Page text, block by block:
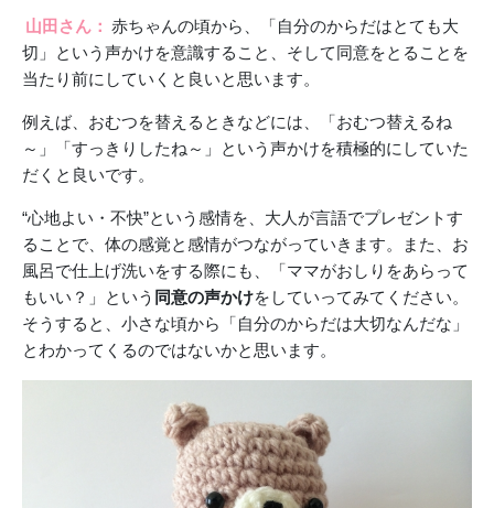
山田さん： 赤ちゃんの頃から、「自分のからだはとても大
切」という声かけを意識すること、そして同意をとることを
当たり前にしていくと良いと思います。
例えば、おむつを替えるときなどには、「おむつ替えるね
～」「すっきりしたね～」という声かけを積極的にしていた
だくと良いです。
“心地よい・不快”という感情を、大人が言語でプレゼントす
ることで、体の感覚と感情がつながっていきます。また、お
風呂で仕上げ洗いをする際にも、「ママがおしりをあらって
もいい？」という 同意の声かけをしていってみてください。
そうすると、小さな頃から「自分のからだは大切なんだな」
とわかってくるのではないかと思います。